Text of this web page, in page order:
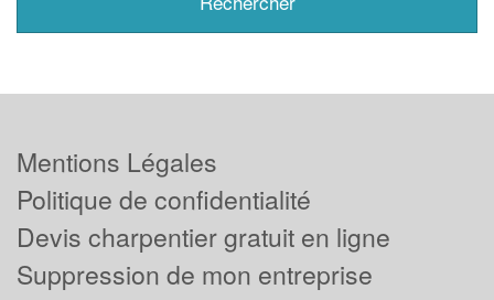
Mentions Légales
Politique de confidentialité
Devis charpentier gratuit en ligne
Suppression de mon entreprise